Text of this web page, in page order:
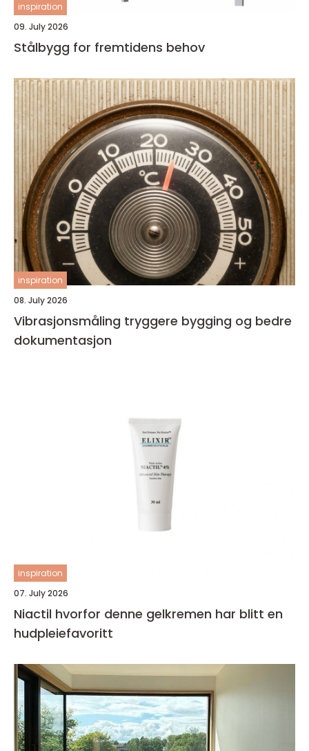
inspiration
09. July 2026
Stålbygg for fremtidens behov
inspiration
08. July 2026
Vibrasjonsmåling tryggere bygging og bedre
dokumentasjon
inspiration
07. July 2026
Niactil hvorfor denne gelkremen har blitt en
hudpleiefavoritt